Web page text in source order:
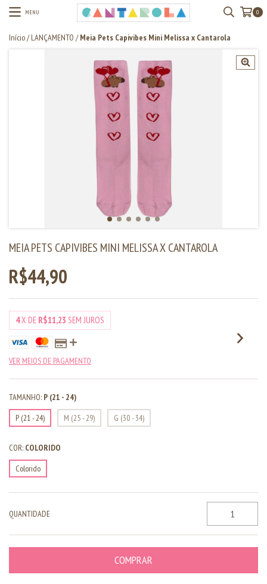
MENU 0
Início/ LANÇAMENTO / Meia Pets Capivibes Mini Melissa x Cantarola
MEIA PETS CAPIVIBES MINI MELISSA X CANTAROLA
R$44,90
4X DE R$11,23 SEM JUROS
VER MEIOS DE PAGAMENTO
TAMANHO: P (21 - 24)
P (21 - 24)
M (25 - 29) G (30 - 34)
COR: COLORIDO
Colorido
QUANTIDADE